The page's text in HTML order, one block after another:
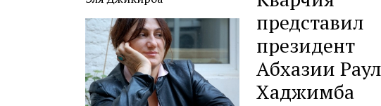
представил
президент
Абхазии
Хаджимба